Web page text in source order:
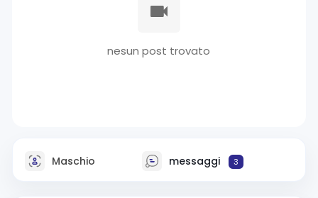
nesun post trovato
Maschio messaggi 3